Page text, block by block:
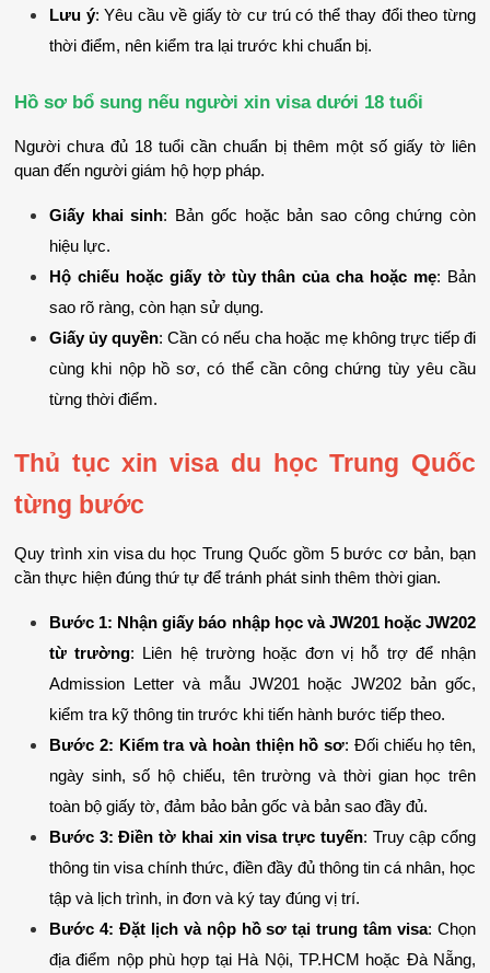
Lưu ý: Yêu cầu về giấy tờ cư trú có thể thay đổi theo từng
thời điểm, nên kiểm tra lại trước khi chuẩn bị.
Hồ sơ bổ sung nếu người xin visa dưới 18 tuổi
Người chưa đủ 18 tuổi cần chuẩn bị thêm một số giấy tờ liên
quan đến người giám hộ hợp pháp.
Giấy khai sinh: Bản gốc hoặc bản sao công chứng còn
hiệu lực.
Hộ chiếu hoặc giấy tờ tùy thân của cha hoặc mẹ: Bản
sao rõ ràng, còn hạn sử dụng.
Giấy ủy quyền: Cần có nếu cha hoặc mẹ không trực tiếp đi
cùng khi nộp hồ sơ, có thể cần công chứng tùy yêu cầu
từng thời điểm.
Thủ tục xin visa du học Trung Quốc
từng bước
Quy trình xin visa du học Trung Quốc gồm 5 bước cơ bản, bạn
cần thực hiện đúng thứ tự để tránh phát sinh thêm thời gian.
Bước 1: Nhận giấy báo nhập học và JW201 hoặc JW202
từ trường: Liên hệ trường hoặc đơn vị hỗ trợ để nhận
Admission Letter và mẫu JW201 hoặc JW202 bản gốc,
kiểm tra kỹ thông tin trước khi tiến hành bước tiếp theo.
Bước 2: Kiểm tra và hoàn thiện hồ sơ: Đối chiếu họ tên,
ngày sinh, số hộ chiếu, tên trường và thời gian học trên
toàn bộ giấy tờ, đảm bảo bản gốc và bản sao đầy đủ.
Bước 3: Điền tờ khai xin visa trực tuyến: Truy cập cổng
thông tin visa chính thức, điền đầy đủ thông tin cá nhân, học
tập và lịch trình, in đơn và ký tay đúng vị trí.
Bước 4: Đặt lịch và nộp hồ sơ tại trung tâm visa: Chọn
địa điểm nộp phù hợp tại Hà Nội, TP.HCM hoặc Đà Nẵng,